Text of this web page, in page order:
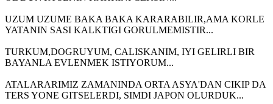
UZUM UZUME BAKA BAKA KARARABILIR,AMA KORLE
YATANIN SASI KALKTIGI GORULMEMISTIR...
TURKUM,DOGRUYUM, CALISKANIM, IYI GELIRLI BIR
BAYANLA EVLENMEK ISTIYORUM...
ATALARARIMIZ ZAMANINDA ORTA ASYA'DAN CIKIP DA
TERS YONE GITSELERDI, SIMDI JAPON OLURDUK...